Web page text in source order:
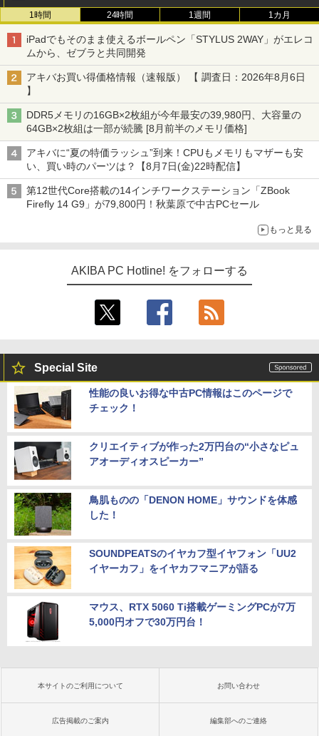
1時間 24時間 1週間 1カ月
iPadでもそのまま使えるボールペン「STYLUS 2WAY」がエレコ
ムから、ゼブラと共同開発
アキバお買い得価格情報（速報版） 【 調査日：2026年8月6日
】
DDR5メモリの16GB×2枚組が今年最安の39,980円、大容量の
64GB×2枚組は一部が続騰 [8月前半のメモリ価格]
アキバに“夏の特価ラッシュ”到来！CPUもメモリもマザーも安
い、買い時のパーツは？【8月7日(金)22時配信】
第12世代Core搭載の14インチワークステーション「ZBook
Firefly 14 G9」が79,800円！秋葉原で中古PCセール
もっと見る
AKIBA PC Hotline! をフォローする
Special Site
性能の良いお得な中古PC情報はこのページで
チェック！
クリエイティブが作った2万円台の“小さなピュ
アオーディオスピーカー”
鳥肌ものの「DENON HOME」サウンドを体感
した！
SOUNDPEATSのイヤカフ型イヤフォン「UU2
イヤーカフ」をイヤカフマニアが語る
マウス、RTX 5060 Ti搭載ゲーミングPCが7万
5,000円オフで30万円台！
本サイトのご利用について お問い合わせ
広告掲載のご案内 編集部へのご連絡